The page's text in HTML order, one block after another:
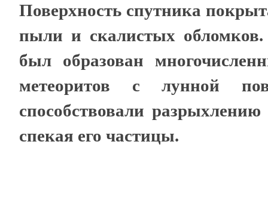
Поверхность спутника
пыли и скалистых
был образован
метеоритов с лунной
способствовали
спекая его частицы.